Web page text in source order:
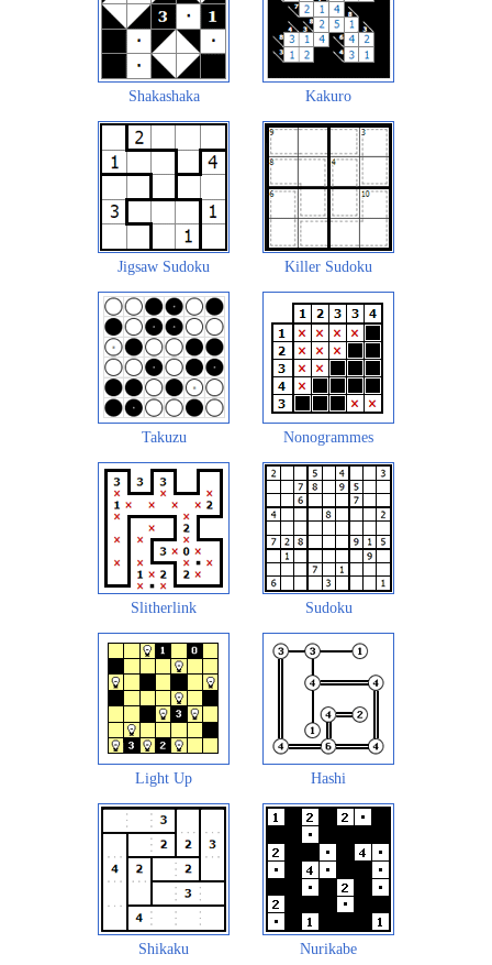
Shakashaka Kakuro
Jigsaw Sudoku Killer Sudoku
Takuzu Nonogrammes
Slitherlink Sudoku
Light Up Hashi
Shikaku Nurikabe